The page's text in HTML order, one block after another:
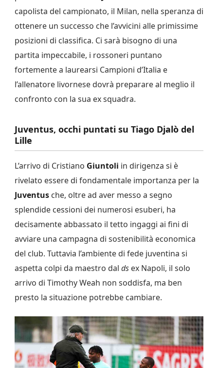
capolista del campionato, il Milan, nella speranza di
ottenere un successo che l’avvicini alle primissime
posizioni di classifica. Ci sarà bisogno di una
partita impeccabile, i rossoneri puntano
fortemente a laurearsi Campioni d’Italia e
l’allenatore livornese dovrà preparare al meglio il
confronto con la sua ex squadra.
Juventus, occhi puntati su Tiago Djalò del
Lille
L’arrivo di Cristiano Giuntoli in dirigenza si è
rivelato essere di fondamentale importanza per la
Juventus che, oltre ad aver messo a segno
splendide cessioni dei numerosi esuberi, ha
decisamente abbassato il tetto ingaggi ai fini di
avviare una campagna di sostenibilità economica
del club. Tuttavia l’ambiente di fede juventina si
aspetta colpi da maestro dal ds ex Napoli, il solo
arrivo di Timothy Weah non soddisfa, ma ben
presto la situazione potrebbe cambiare.